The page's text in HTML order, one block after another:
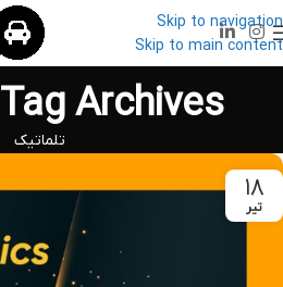
Skip to navigation
Skip to main content
Tag Archives: تلماتیک
تلماتیک
۱۸
تیر